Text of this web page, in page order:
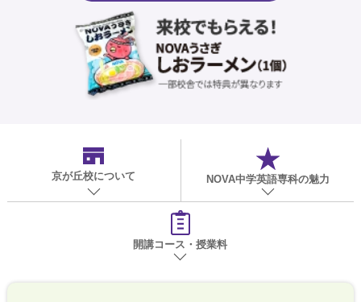
京が丘校について NOVA中学英語専科の魅力
開講コース・授業料